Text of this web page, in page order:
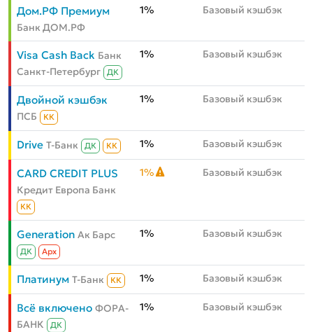
Дом.РФ Премиум
Банк ДОМ.РФ
1% Базовый кэшбэк
Visa Cash Back Банк
Санкт-Петербург
ДК
1% Базовый кэшбэк
Двойной кэшбэк
ПСБ КК
1% Базовый кэшбэк
Drive Т-Банк ДК КК 1% Базовый кэшбэк
CARD CREDIT PLUS
Кредит Европа Банк
КК
1% Базовый кэшбэк
Generation Ак Барс
ДК Aрх
1% Базовый кэшбэк
Платинум Т-Банк КК 1% Базовый кэшбэк
Всё включено ФОРА-
БАНК
ДК
1% Базовый кэшбэк